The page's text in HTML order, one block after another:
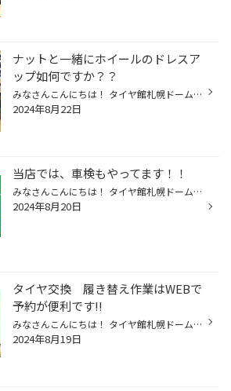
ナットと一緒にホイールのドレスア
ップ如何ですか？？
みなさんこんにちは！ タイヤ館札幌ドーム前です(*ﾟ∀ﾟ*) いま装着されているホイール、 見飽きたと思ってませんか？ 結構色んな人と被ってそれが嫌と 思ってませんか...？ 当店では、そんな方のために アルミホイールのドレスアップを オススメいたします！！ また、ホイールをよりカッコ良く 見せ...
2024年8月22日
当店では、車検もやってます！！
みなさんこんにちは！ タイヤ館札幌ドーム前です(#^.^#) 当店では、車検もできます！ 車検が近いお客様、まずは見積りを 出してほしいというお客様。。。 ご安心ください（●＾o＾●） 当店では、無料で車検見積りを お出ししてます★ また、代車も無料で貸し出しておりますので 移動にも困りません！ ...
2024年8月20日
タイヤ交換 履き替え作業はWEBで
予約が便利です!!
みなさんこんにちは！ タイヤ館札幌ドーム前です(*'▽') 当店では、タイヤ交換のご予約を WEBでも受け付けしております！ 交換シーズンに入ってしまうと、 お店に電話をかけても繋がりにくい日があり またせっかく電話が繋がっても ご予約希望日が埋まっていたりすることも ありますので、そんなこと...
2024年8月19日